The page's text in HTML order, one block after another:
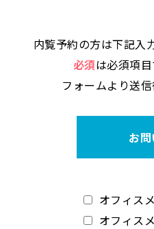
内覧予約の方は下記入
必須は必須項
フォームより送
お
オフィス
オフィス